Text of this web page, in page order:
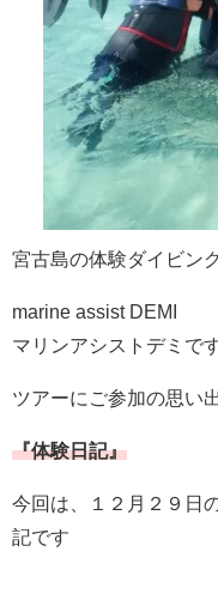
宮古島の体験ダイビン
marine assist DEMI
マリンアシストデミで
ツアーにご参加の思い
『体験日記』
今回は、１２月２９日
記です